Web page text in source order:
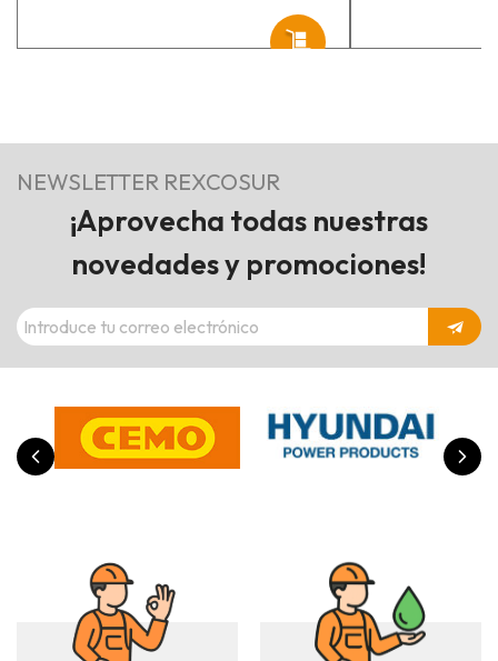
NEWSLETTER REXCOSUR
¡Aprovecha todas nuestras
novedades y promociones!